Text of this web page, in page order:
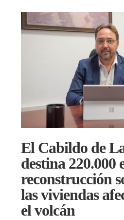
El Cabildo de
destina 220.000
reconstrucción
las viviendas
el volcán